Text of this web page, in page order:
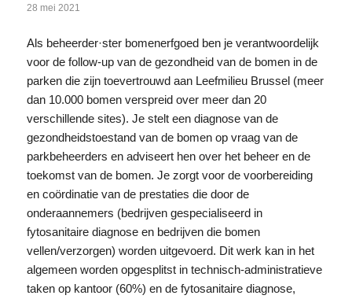
28 mei 2021
Als beheerder·ster bomenerfgoed ben je verantwoordelijk
voor de follow-up van de gezondheid van de bomen in de
parken die zijn toevertrouwd aan Leefmilieu Brussel (meer
dan 10.000 bomen verspreid over meer dan 20
verschillende sites). Je stelt een diagnose van de
gezondheidstoestand van de bomen op vraag van de
parkbeheerders en adviseert hen over het beheer en de
toekomst van de bomen. Je zorgt voor de voorbereiding
en coördinatie van de prestaties die door de
onderaannemers (bedrijven gespecialiseerd in
fytosanitaire diagnose en bedrijven die bomen
vellen/verzorgen) worden uitgevoerd. Dit werk kan in het
algemeen worden opgesplitst in technisch-administratieve
taken op kantoor (60%) en de fytosanitaire diagnose,